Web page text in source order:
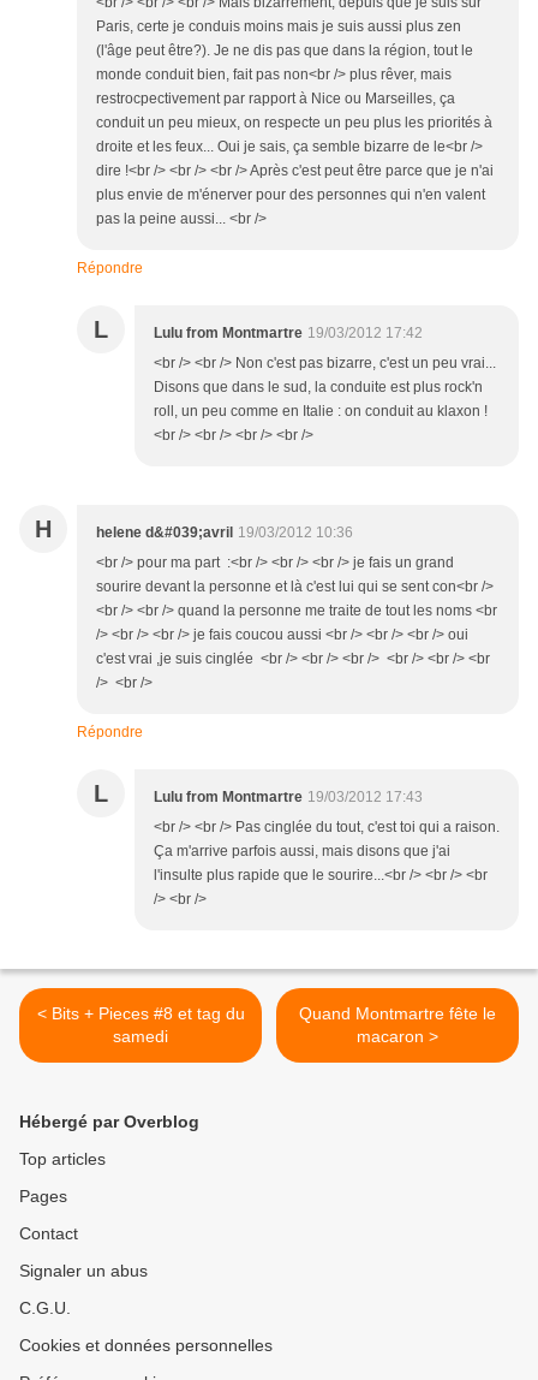
Paris, certe je conduis moins mais je suis aussi plus zen
(l'âge peut être?). Je ne dis pas que dans la région, tout le
monde conduit bien, fait pas non<br /> plus rêver, mais
restrocpectivement par rapport à Nice ou Marseilles, ça
conduit un peu mieux, on respecte un peu plus les priorités à
droite et les feux... Oui je sais, ça semble bizarre de le<br />
dire !<br /> <br /> <br /> Après c'est peut être parce que je n'ai
plus envie de m'énerver pour des personnes qui n'en valent
pas la peine aussi... <br />
Répondre
L Lulu from Montmartre 19/03/2012 17:42
<br /> <br /> Non c'est pas bizarre, c'est un peu vrai...
Disons que dans le sud, la conduite est plus rock'n
roll, un peu comme en Italie : on conduit au klaxon !
<br /> <br /> <br /> <br />
H helene d&#039;avril 19/03/2012 10:36
<br /> pour ma part :<br /> <br /> <br /> je fais un grand
sourire devant la personne et là c'est lui qui se sent con<br />
<br /> <br /> quand la personne me traite de tout les noms <br
/> <br /> <br /> je fais coucou aussi <br /> <br /> <br /> oui
c'est vrai ,je suis cinglée <br /> <br /> <br /> <br /> <br /> <br
/> <br />
Répondre
L Lulu from Montmartre 19/03/2012 17:43
<br /> <br /> Pas cinglée du tout, c'est toi qui a raison.
Ça m'arrive parfois aussi, mais disons que j'ai
l'insulte plus rapide que le sourire...<br /> <br /> <br
/> <br />
< Bits + Pieces #8 et tag du
samedi
Quand Montmartre fête le
macaron >
Hébergé par Overblog
Top articles
Pages
Contact
Signaler un abus
C.G.U.
Cookies et données personnelles